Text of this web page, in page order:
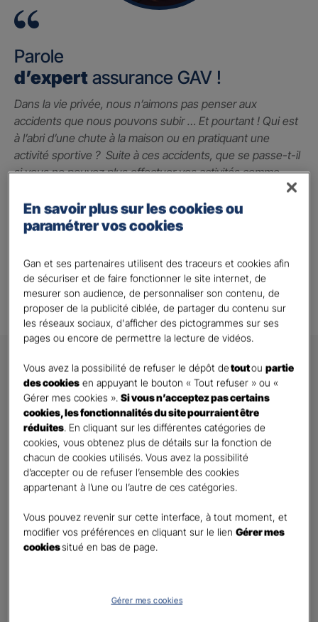
Parole
d’expert assurance GAV !
Dans la vie privée, nous n’aimons pas penser aux
accidents que nous pouvons subir … Et pourtant ! Qui est
à l’abri d’une chute à la maison ou en pratiquant une
activité sportive ? Suite à ces accidents, que se passe-t-il
si vous ne pouvez plus effectuer vos activités comme
contrat qui peut vous indemniser à hauteur du préjudice
subi grâce à un capital qui vous permet de faire face
Alison A.
DEMANDE DE DEVIS
Prenez 2 minutes pour remplir ce rapide questionnaire afin
que l’agence sélectionnée vous recontacte rapidement
pour finaliser l’étude précise de votre besoin
GAN ASSURANCES ST FLORENTIN - BAUGE
Information sur votre besoin :
Qui souhaitez-vous protéger ?*
En savoir plus sur les cookies ou
paramétrer vos cookies
Gan et ses partenaires utilisent des traceurs et cookies afin
de sécuriser et de faire fonctionner le site internet, de
mesurer son audience, de personnaliser son contenu, de
proposer de la publicité ciblée, de partager du contenu sur
les réseaux sociaux, d'afficher des pictogrammes sur ses
pages ou encore de permettre la lecture de vidéos.
Vous avez la possibilité de refuser le dépôt detoutoupartie
des cookies en appuyant le bouton « Tout refuser » ou «
Gérer mes cookies ».Si vous n’acceptez pas certains
cookies, les fonctionnalités du site pourraient être
réduites. En cliquant sur les différentes catégories de
cookies, vous obtenez plus de détails sur la fonction de
chacun de cookies utilisés. Vous avez la possibilité
d’accepter ou de refuser l’ensemble des cookies
appartenant à l’une ou l’autre de ces catégories.
Vous pouvez revenir sur cette interface, à tout moment, et
modifier vos préférences en cliquant sur le lienGérer mes
cookiessitué en bas de page.
Gérer mes cookies